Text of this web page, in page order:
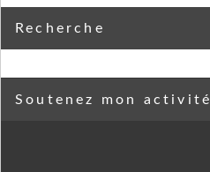
Recherche
Soutenez mon activité